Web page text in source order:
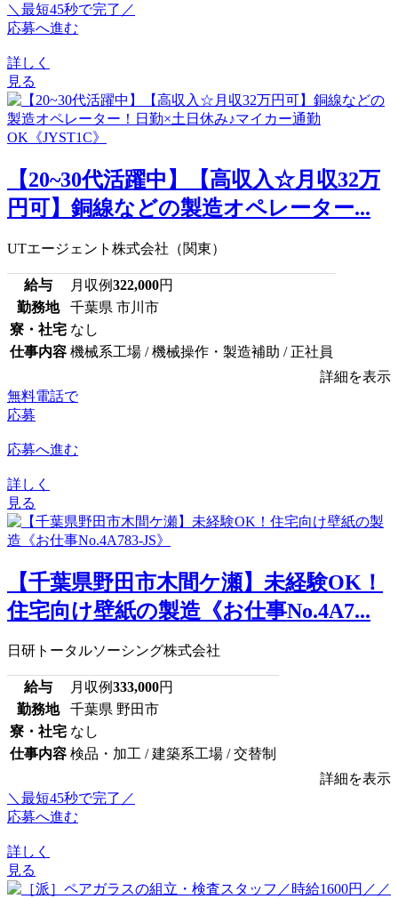
＼最短45秒で完了／
応募へ進む
詳しく
見る
【20~30代活躍中】【高収入☆月収32万
円可】銅線などの製造オペレーター...
UTエージェント株式会社（関東）
給与 月収例322,000円
勤務地
千葉県 市川市
寮・社宅 なし
仕事内容 機械系工場 / 機械操作・製造補助 / 正社員
詳細を表示
無料電話で
応募
応募へ進む
詳しく
見る
【千葉県野田市木間ケ瀬】未経験OK！
住宅向け壁紙の製造《お仕事No.4A7...
日研トータルソーシング株式会社
給与 月収例333,000円
勤務地
千葉県 野田市
寮・社宅 なし
仕事内容 検品・加工 / 建築系工場 / 交替制
詳細を表示
＼最短45秒で完了／
応募へ進む
詳しく
見る